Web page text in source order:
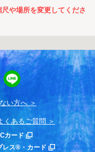
や場所を変更してくださ
い⽅へ
くあるご質問
カード
レス®・カード